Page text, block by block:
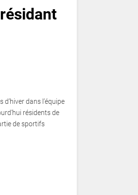
dans l’équipe
résidents de
de sportifs